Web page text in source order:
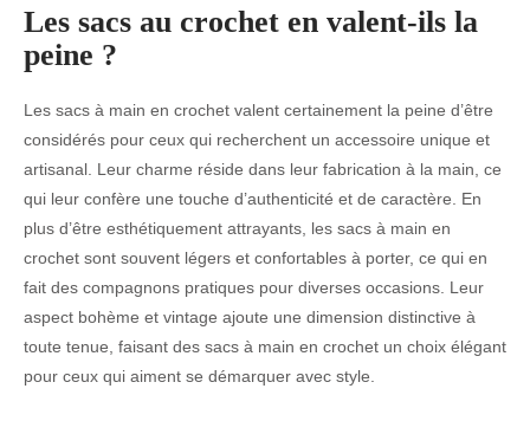
Les sacs au crochet en valent-ils la
peine ?
Les sacs à main en crochet valent certainement la peine d’être
considérés pour ceux qui recherchent un accessoire unique et
artisanal. Leur charme réside dans leur fabrication à la main, ce
qui leur confère une touche d’authenticité et de caractère. En
plus d’être esthétiquement attrayants, les sacs à main en
crochet sont souvent légers et confortables à porter, ce qui en
fait des compagnons pratiques pour diverses occasions. Leur
aspect bohème et vintage ajoute une dimension distinctive à
toute tenue, faisant des sacs à main en crochet un choix élégant
pour ceux qui aiment se démarquer avec style.